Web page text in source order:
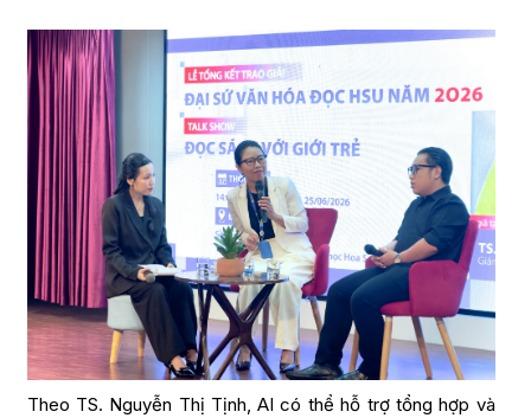
Theo TS. Nguyễn Thị Tịnh, AI có thể hỗ trợ tổng hợp và